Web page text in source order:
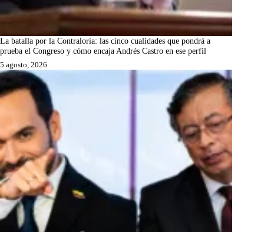
La batalla por la Contraloría: las cinco cualidades que pondrá a
prueba el Congreso y cómo encaja Andrés Castro en ese perfil
5 agosto, 2026